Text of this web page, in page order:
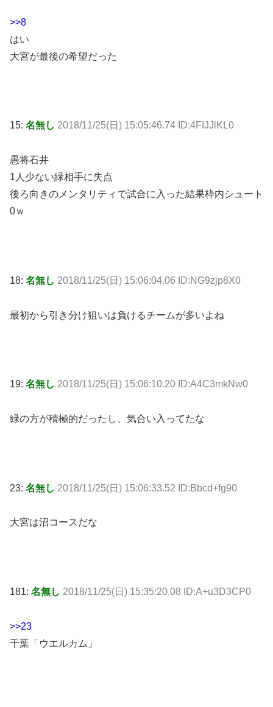
>>8
はい
大宮が最後の希望だった
15: 名無し 2018/11/25(日) 15:05:46.74 ID:4FIJJlKL0
愚将石井
1人少ない緑相手に失点
後ろ向きのメンタリティで試合に入った結果枠内シュート
0ｗ
18: 名無し 2018/11/25(日) 15:06:04.06 ID:NG9zjp8X0
最初から引き分け狙いは負けるチームが多いよね
19: 名無し 2018/11/25(日) 15:06:10.20 ID:A4C3mkNw0
緑の方が積極的だったし、気合い入ってたな
23: 名無し 2018/11/25(日) 15:06:33.52 ID:Bbcd+fg90
大宮は沼コースだな
181: 名無し 2018/11/25(日) 15:35:20.08 ID:A+u3D3CP0
>>23
千葉「ウエルカム」